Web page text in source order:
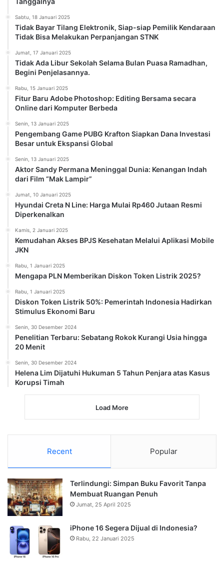
Sabtu, 18 Januari 2025
Tidak Bayar Tilang Elektronik, Siap-siap Pemilik Kendaraan
Tidak Bisa Melakukan Perpanjangan STNK
Jumat, 17 Januari 2025
Tidak Ada Libur Sekolah Selama Bulan Puasa Ramadhan,
Begini Penjelasannya.
Rabu, 15 Januari 2025
Fitur Baru Adobe Photoshop: Editing Bersama secara
Online dari Komputer Berbeda
Senin, 13 Januari 2025
Pengembang Game PUBG Krafton Siapkan Dana Investasi
Besar untuk Ekspansi Global
Senin, 13 Januari 2025
Aktor Sandy Permana Meninggal Dunia: Kenangan Indah
dari Film “Mak Lampir”
Jumat, 10 Januari 2025
Hyundai Creta N Line: Harga Mulai Rp460 Jutaan Resmi
Diperkenalkan
Kamis, 2 Januari 2025
Kemudahan Akses BPJS Kesehatan Melalui Aplikasi Mobile
JKN
Rabu, 1 Januari 2025
Mengapa PLN Memberikan Diskon Token Listrik 2025?
Rabu, 1 Januari 2025
Diskon Token Listrik 50%: Pemerintah Indonesia Hadirkan
Stimulus Ekonomi Baru
Senin, 30 Desember 2024
Penelitian Terbaru: Sebatang Rokok Kurangi Usia hingga
20 Menit
Senin, 30 Desember 2024
Helena Lim Dijatuhi Hukuman 5 Tahun Penjara atas Kasus
Korupsi Timah
Load More
Recent Popular
Terlindungi: Simpan Buku Favorit Tanpa
Membuat Ruangan Penuh
Jumat, 25 April 2025
iPhone 16 Segera Dijual di Indonesia?
Rabu, 22 Januari 2025